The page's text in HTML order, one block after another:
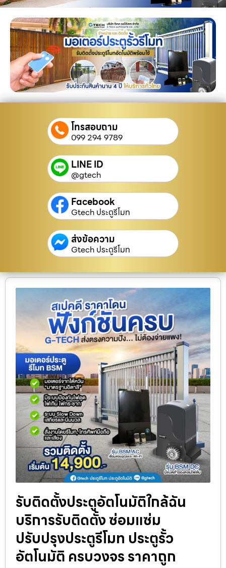
โทรสอบถาม
099 294 9789
LINE ID
@gtech
Facebook
Gtech ประตูรีโมท
ส่งข้อความ
Gtech ประตูรีโมท
รับติดตั้งประตูอัตโนมัติใกล้ฉัน
บริการรับติดตั้ง ซ่อมแซ่ม
ปรับปรุงประตูรีโมท ประตูรั้ว
อัตโนมัติ ครบวงจร ราคาถูก